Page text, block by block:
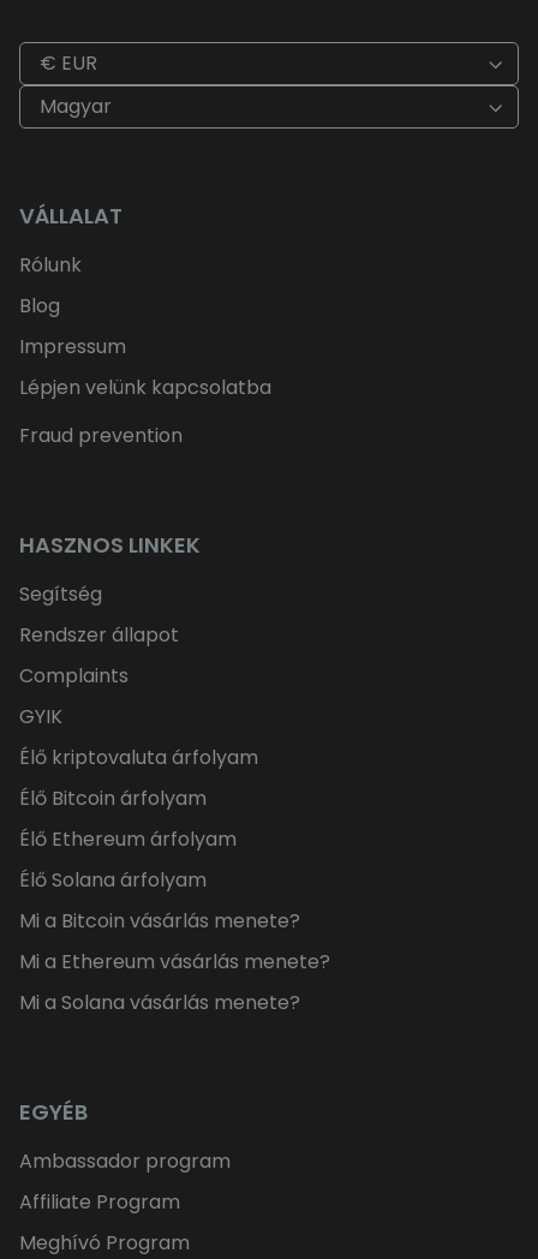
€ EUR
Magyar
VÁLLALAT
Rólunk
Blog
Impressum
Lépjen velünk kapcsolatba
Fraud prevention
HASZNOS LINKEK
Segítség
Rendszer állapot
Complaints
GYIK
Élő kriptovaluta árfolyam
Élő Bitcoin árfolyam
Élő Ethereum árfolyam
Élő Solana árfolyam
Mi a Bitcoin vásárlás menete?
Mi a Ethereum vásárlás menete?
Mi a Solana vásárlás menete?
EGYÉB
Ambassador program
Affiliate Program
Meghívó Program